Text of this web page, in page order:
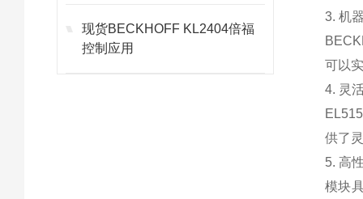
现货BECKHOFF KL2404倍福
控制应用
3. 机
可以
4. 灵
供了
5. 高
模块